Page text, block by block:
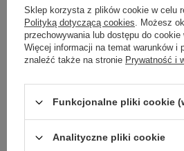
Italux PND-406007-10A-BCR
806,00 zł
+ Dodaj do porównania
Ilość produktów
Sklep korzysta z plików cookie w celu
Polityką dotyczącą cookies. Możesz
przechowywania lub dostępu do cookie
Więcej informacji na temat warunków i
znaleźć także na stronie Prywatność i
Funkcjonalne pliki cookie
Analityczne pliki cookie